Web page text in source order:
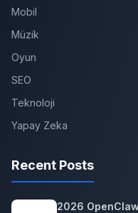
Mobil
Müzik
Oyun
SEO
Teknoloji
Yapay Zeka
Recent Posts
2026